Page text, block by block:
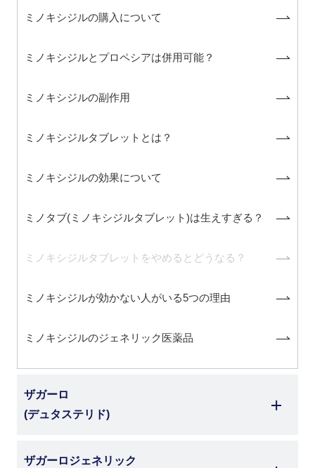
ミノキシジルの購入について
ミノキシジルとプロペシアは併用可能？
ミノキシジルの副作用
ミノキシジルタブレットとは？
ミノキシジルの効果について
ミノタブ(ミノキシジルタブレット)は生えすぎる？
ミノキシジルタブレットをやめるとどうなる？
ミノキシジルが効かない人がいる5つの理由
ミノキシジルのジェネリック医薬品
ザガーロ
(デュタステリド)
ザガーロジェネリック